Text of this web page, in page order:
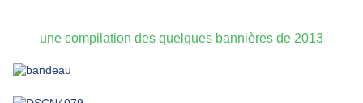
une compilation des quelques bannières de 2013